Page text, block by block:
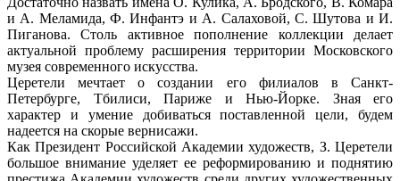
и А. Меламида, Ф. Инфантэ и А. Салаховой, С. Шутова и И.
Пиганова. Столь активное пополнение коллекции делает
актуальной проблему расширения территории Московского
музея современного искусства.
Церетели мечтает о создании его филиалов в Санкт-
Петербурге, Тбилиси, Париже и Нью-Йорке. Зная его
характер и умение добиваться поставленной цели, будем
надеется на скорые вернисажи.
Как Президент Российской Академии художеств, З. Церетели
большое внимание уделяет ее реформированию и поднятию